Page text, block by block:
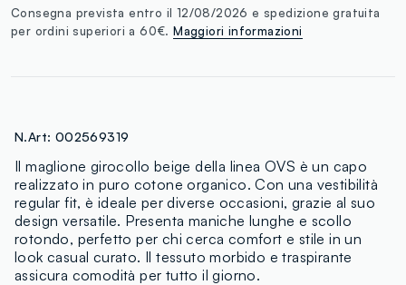
Consegna prevista entro il 12/08/2026 e spedizione gratuita
per ordini superiori a 60€.Maggiori informazioni
N.Art: 002569319
Il maglione girocollo beige della linea OVS è un capo
realizzato in puro cotone organico. Con una vestibilità
regular fit, è ideale per diverse occasioni, grazie al suo
design versatile. Presenta maniche lunghe e scollo
rotondo, perfetto per chi cerca comfort e stile in un
look casual curato. Il tessuto morbido e traspirante
assicura comodità per tutto il giorno.